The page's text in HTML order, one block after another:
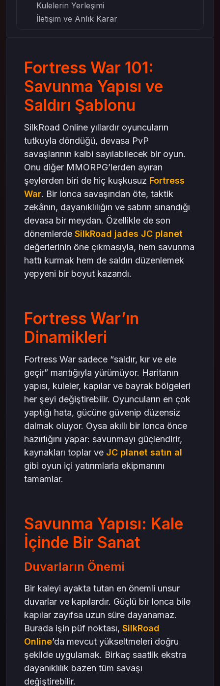
Kulelerin Yerleşimi
İletişim ve Anlık Karar
Ön Cephe ve Yan Hamleler
Rakibin Zayıflıklarını Hedefleme
Takım Koordinasyonu: Asıl Fark Yaratan
Neden Kaynak Yönetimi Önemli?
Fortress War 101:
Savunma Yapısı ve
Saldırı Şablonu
SilkRoad Online yıllardır oyuncuların
tutkuyla döndüğü, devasa PvP
savaşlarının kalbi sayılabilecek bir oyun.
Onu diğer MMORPG’lerden ayıran
şeylerden biri de hiç kuşkusuz Fortress
War. Bir lonca savaşından öte, taktik
zekânın, dayanıklılığın ve sabrın sınandığı
devasa bir meydan. Özellikle de son
dönemlerde SilkRoad jades JC planet
değerlerinin öne çıkmasıyla, hem savunma
hattı kurmak hem de saldırı düzenlemek
yepyeni bir boyut kazandı.
Fortress War’ın
Dinamikleri
Fortress War sadece “saldır, kır ve ele
geçir” mantığıyla yürümüyor. Haritanın
yapısı, kuleler, kapılar ve bayrak bölgeleri
her şeyi değiştirebilir. Oyuncuların en çok
yaptığı hata, gücüne güvenip düzensiz
dalmak oluyor. Oysa akıllı bir lonca önce
hazırlığını yapar: savunmayı güçlendirir,
kaynakları toplar ve JC planet satın al
gibi oyun içi yatırımlarla ekipmanını
tamamlar.
Savunma Yapısı: Kale
İçinde Bir Sanat
Duvarların Önemi
Bir kaleyi ayakta tutan en önemli unsur
duvarlar ve kapılardır. Güçlü bir lonca bile
kapılar zayıfsa uzun süre dayanamaz.
Burada işin püf noktası, SilkRoad
Online’da mevcut yükseltmeleri doğru
şekilde uygulamak. Birkaç saatlik ekstra
dayanıklılık bazen tüm savaşı
değiştirebilir.